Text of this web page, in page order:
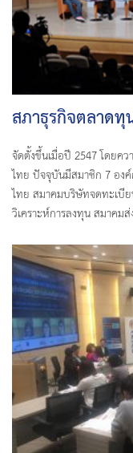
สภาธุรกิจตลาดทุ
จัดตั้งขึ้นเมื่อปี 2547 โดยค
ไทย ปัจจุบันมีสมาชิก 7 อ
ไทย สมาคมบริษัทจดทะเบี
วิเคราะห์การลงทุน สมาคม